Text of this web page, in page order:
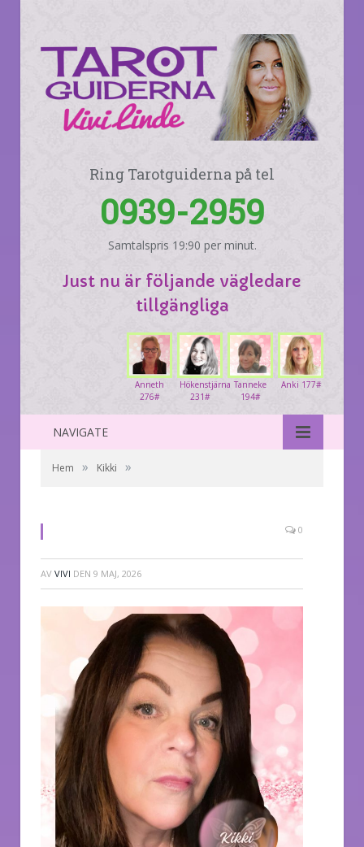
Ring Tarotguiderna på tel
0939-2959
Samtalspris 19:90 per minut.
Just nu är följande vägledare
tillgängliga
Anki 177#
Tanneke
194#
Hökenstjärna
231#
Anneth
276#
NAVIGATE
Hem » Kikki »
0
AV VIVI DEN 9 MAJ, 2026